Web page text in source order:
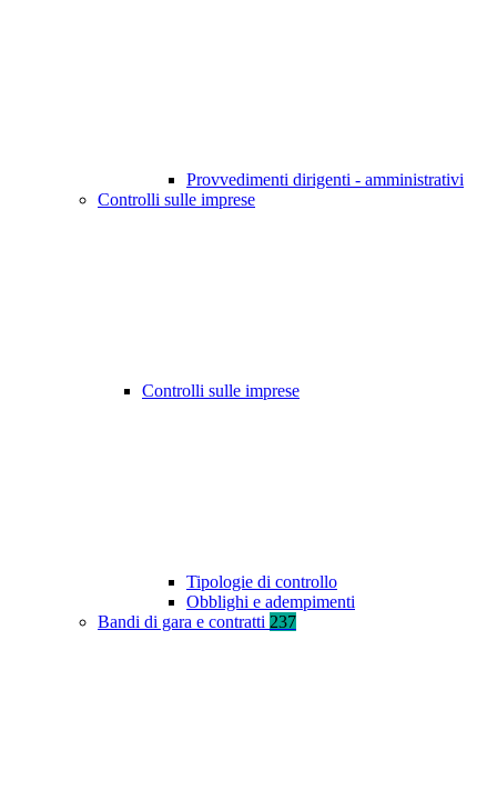
Provvedimenti dirigenti - amministrativi
Controlli sulle imprese
Controlli sulle imprese
Tipologie di controllo
Obblighi e adempimenti
Bandi di gara e contratti 237